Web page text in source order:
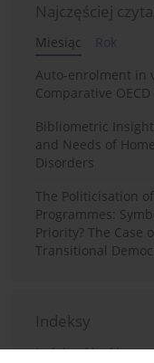
Najczęściej
Miesiąc
Rok
Auto-enrolment in
Comparative
Bibliometric
and Needs of
Disorders
The Politicisation
Programmes:
Priority? The Case
Transitional
Indeksy
Indeks słów